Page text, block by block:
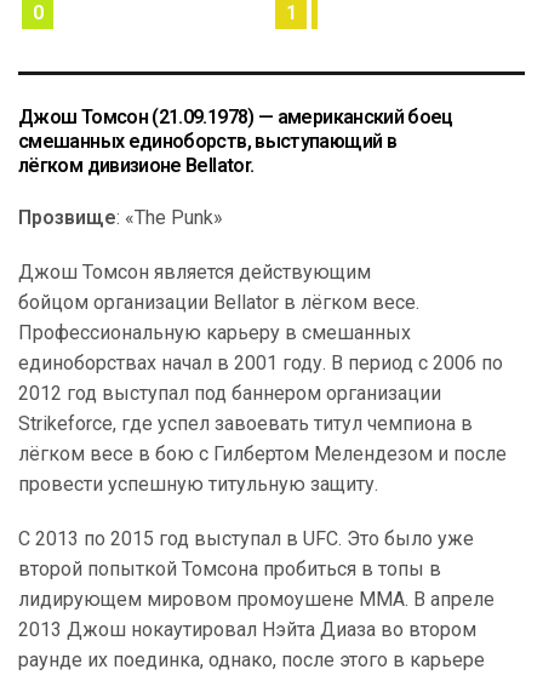
0 1
Джош Томсон (21.09.1978) — американский боец
смешанных единоборств, выступающий в
лёгком дивизионе Bellator.
Прозвище: «The Punk»
Джош Томсон является действующим
бойцом организации Bellator в лёгком весе.
Профессиональную карьеру в смешанных
единоборствах начал в 2001 году. В период с 2006 по
2012 год выступал под баннером организации
Strikeforce, где успел завоевать титул чемпиона в
лёгком весе в бою с Гилбертом Мелендезом и после
провести успешную титульную защиту.
С 2013 по 2015 год выступал в UFC. Это было уже
второй попыткой Томсона пробиться в топы в
лидирующем мировом промоушене MMA. В апреле
2013 Джош нокаутировал Нэйта Диаза во втором
раунде их поединка, однако, после этого в карьере